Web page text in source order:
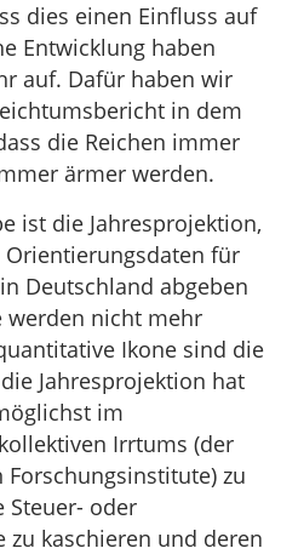
dies einen Einfluss auf
Entwicklung haben
auf. Dafür haben wir
in dem
die Reichen immer
ärmer werden.
ist die Jahresprojektion,
für
Deutschland abgeben
werden nicht mehr
Ikone sind die
Jahresprojektion hat
im
Irrtums (der
zu
Steuer- oder
zu kaschieren und deren